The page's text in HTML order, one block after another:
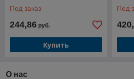
Под заказ
244,86 руб.
Купить
Под
О нас